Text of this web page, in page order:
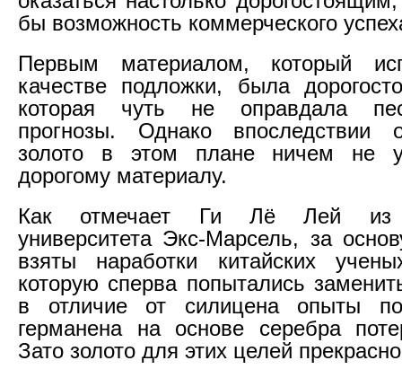
бы возможность коммерческого
Первым материалом, который
качестве подложки, была
которая чуть не оправдала
прогнозы. Однако впоследствии
золото в этом плане ничем не
дорогому материалу.
Как отмечает Ги Лё Лей из
университета Экс-Марсель, за
взяты наработки китайских
которую сперва попытались
в отличие от силицена опыты по
германена на основе серебра
Зато золото для этих целей